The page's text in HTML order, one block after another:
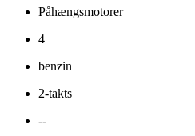
Påhængsmotorer
4
benzin
2-takts
--